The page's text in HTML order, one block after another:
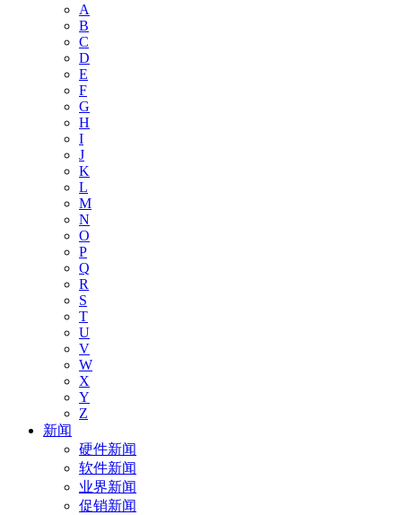
A
B
C
D
E
F
G
H
I
J
K
L
M
N
O
P
Q
R
S
T
U
V
W
X
Y
Z
新闻
硬件新闻
软件新闻
业界新闻
促销新闻